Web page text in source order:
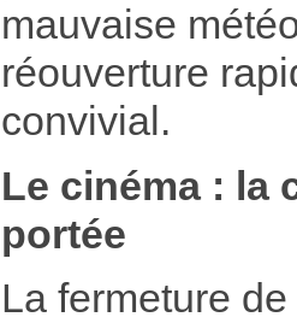
mauvaise
réouverture
convivial.
Le cinéma : la
portée
La fermeture